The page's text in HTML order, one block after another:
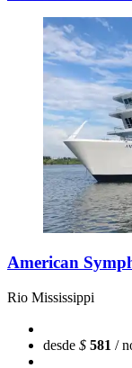
American
Rio Mississippi
desde $ 581 /